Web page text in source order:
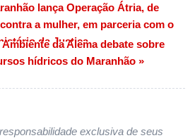
lança Operação Átria, de
a mulher, em parceria com o
da Justiça
da Alema debate sobre
hídricos do Maranhão »
exclusiva de seus